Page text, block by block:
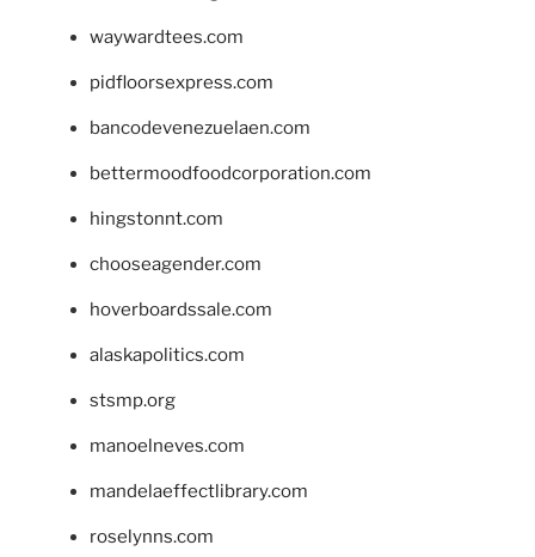
waywardtees.com
pidfloorsexpress.com
bancodevenezuelaen.com
bettermoodfoodcorporation.com
hingstonnt.com
chooseagender.com
hoverboardssale.com
alaskapolitics.com
stsmp.org
manoelneves.com
mandelaeffectlibrary.com
roselynns.com